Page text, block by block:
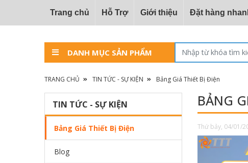
Trang chủ Hỗ Trợ Giới thiệu Đặt hàng
DANH MỤC SẢN PHẨM
TRANG CHỦ TIN TỨC - SỰ KIỆN Bảng Giá Thiết Bị Điện
TIN TỨC - SỰ KIỆN
Bảng Giá Thiết Bị Điện
Blog
BẢNG
Thứ bảy, 04/01/